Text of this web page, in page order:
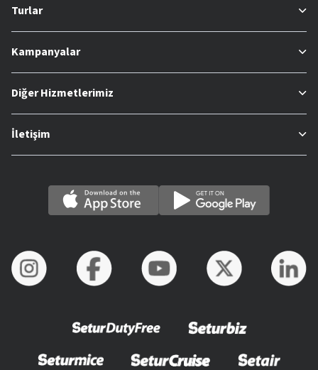
Turlar
Kampanyalar
Diğer Hizmetlerimiz
İletişim